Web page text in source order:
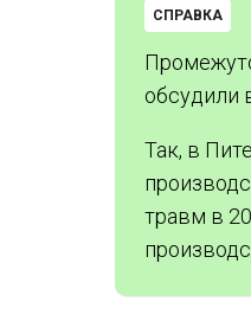
СПРАВКА
обсудили
Так, в
травм в